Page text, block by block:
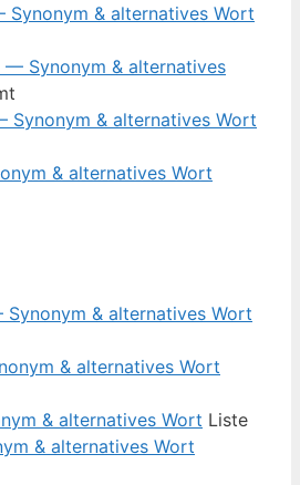
& alternatives Wort
— Synonym & alternatives
Synonym & alternatives Wort
& alternatives Wort
& alternatives Wort
& alternatives Wort
& alternatives Wort Liste
& alternatives Wort